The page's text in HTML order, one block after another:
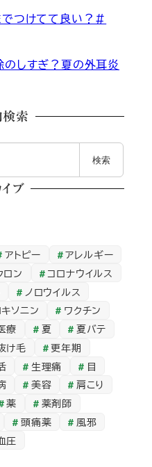
つけてて良い？＃
しすぎ？夏の外耳炎
検索
検索
イブ
アトピー
アレルギー
ロン
コロナウイルス
ノロウイルス
ソニン
ワクチン
療 夏
夏バテ
け毛
更年期
生理痛
目
美容
肩こり
薬
薬剤師
頭痛薬
風邪
圧